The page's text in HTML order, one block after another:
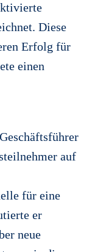
Diese
Erfolg für
einen
auf
für eine
er
neue